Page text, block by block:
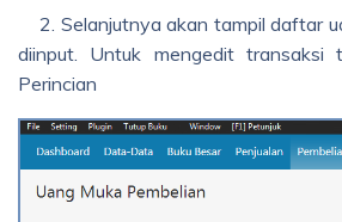
2. Selanjutnya akan tampil daftar
diinput. Untuk mengedit transaksi
Perincian